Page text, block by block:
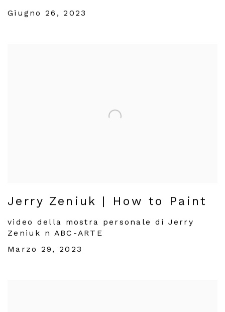
Giugno 26, 2023
Jerry Zeniuk | How to Paint
video della mostra personale di Jerry
Zeniuk n ABC-ARTE
Marzo 29, 2023